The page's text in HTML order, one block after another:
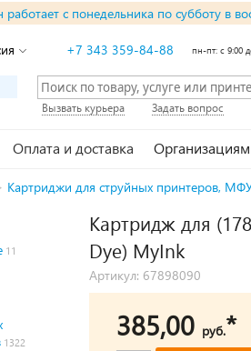
с понедельника по субботу в
+7 343 359-84-88 пн-пт: с 9:00
Вызвать курьера Задать вопрос
Оплата и доставка Организациям
Картриджи для струйных принтеров,
11
1322
Картридж для
Dye) MyInk
Артикул: 67898090
385,00 руб.*